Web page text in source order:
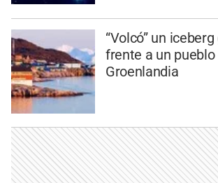
“Volcó” un
frente a un pueblo
Groenlandia